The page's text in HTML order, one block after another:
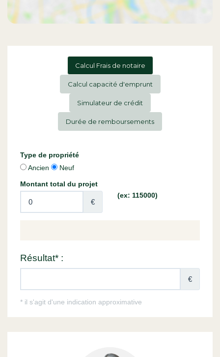
Calcul Frais de notaire
Calcul capacité d'emprunt
Simulateur de crédit
Durée de remboursements